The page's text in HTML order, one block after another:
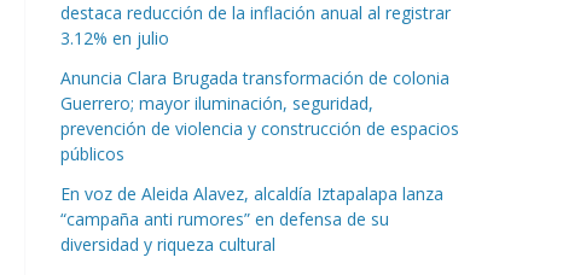
destaca reducción de la inflación anual al registrar
3.12% en julio
Anuncia Clara Brugada transformación de colonia
Guerrero; mayor iluminación, seguridad,
prevención de violencia y construcción de espacios
públicos
En voz de Aleida Alavez, alcaldía Iztapalapa lanza
“campaña anti rumores” en defensa de su
diversidad y riqueza cultural